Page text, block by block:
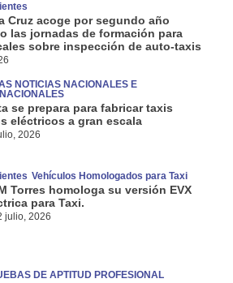
Cruz acoge por segundo año
las jornadas de formación para
sobre inspección de auto-taxis
NOTICIAS NACIONALES E
se prepara para fabricar taxis
eléctricos a gran escala
2026
Vehículos Homologados para Taxi
Torres homologa su versión EVX
para Taxi.
julio, 2026
DE APTITUD PROFESIONAL